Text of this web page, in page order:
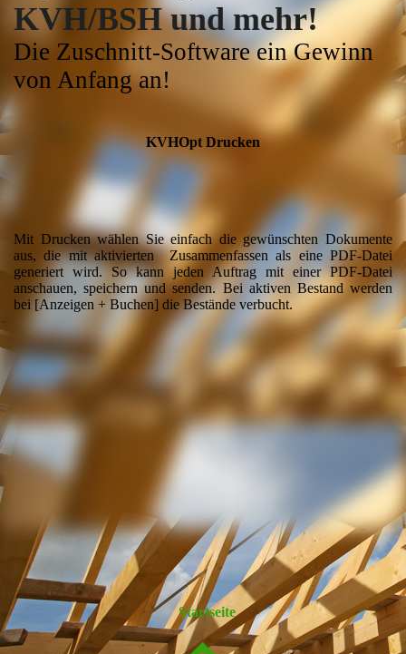
KVH/BSH und mehr!
Die Zuschnitt-Software ein Gewinn
von Anfang an!
KVHOpt Drucken
Mit Drucken wählen Sie einfach die gewünschten Dokumente
aus, die mit aktivierten Zusammenfassen als eine PDF-Datei
generiert wird. So kann jeden Auftrag mit einer PDF-Datei
anschauen, speichern und senden. Bei aktiven Bestand werden
bei [Anzeigen + Buchen] die Bestände verbucht.
Startseite